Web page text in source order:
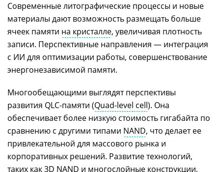
Современные литографические процессы и новые
материалы дают возможность размещать больше
ячеек памяти на кристалле, увеличивая плотность
записи. Перспективные направления — интеграция
с ИИ для оптимизации работы, совершенствование
энергонезависимой памяти.
Многообещающими выглядят перспективы
развития QLC-памяти (Quad-level cell). Она
обеспечивает более низкую стоимость гигабайта по
сравнению с другими типами NAND, что делает ее
привлекательной для массового рынка и
корпоративных решений. Развитие технологий,
таких как3D NAND и многослойные конструкции,